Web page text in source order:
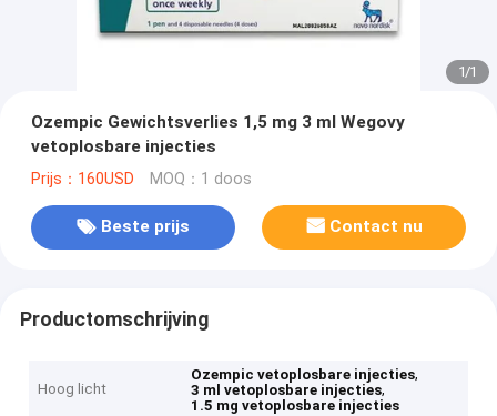
1/1
Ozempic Gewichtsverlies 1,5 mg 3 ml Wegovy
vetoplosbare injecties
Prijs：160USD MOQ：1 doos
Beste prijs Contact nu
Productomschrijving
Hoog licht
Ozempic vetoplosbare injecties,
3 ml vetoplosbare injecties,
1.5 mg vetoplosbare injecties